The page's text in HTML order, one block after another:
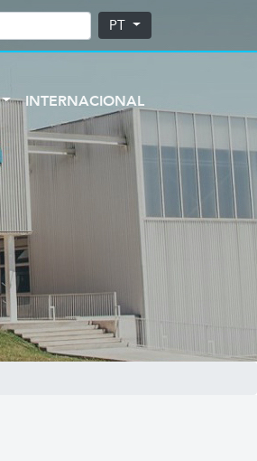
PT
INTERNACIONAL